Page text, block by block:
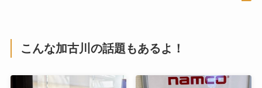
こんな加古川の話題もあるよ！